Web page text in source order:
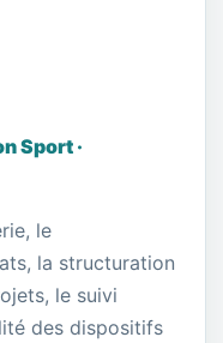
Sport ·
le
la structuration
le suivi
des dispositifs